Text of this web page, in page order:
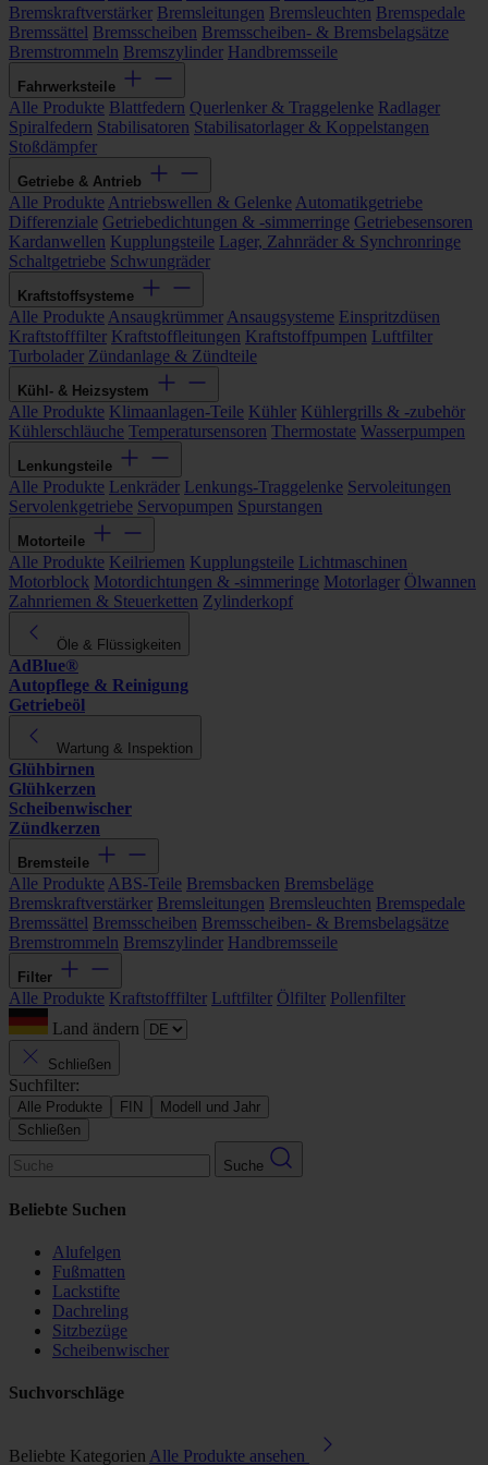
Bremskraftverstärker Bremsleitungen Bremsleuchten Bremspedale
Bremssättel Bremsscheiben Bremsscheiben- & Bremsbelagsätze
Bremstrommeln Bremszylinder Handbremsseile
Fahrwerksteile
Alle Produkte Blattfedern Querlenker & Traggelenke Radlager
Spiralfedern Stabilisatoren Stabilisatorlager & Koppelstangen
Stoßdämpfer
Getriebe & Antrieb
Alle Produkte Antriebswellen & Gelenke Automatikgetriebe
Differenziale Getriebedichtungen & -simmerringe Getriebesensoren
Kardanwellen Kupplungsteile Lager, Zahnräder & Synchronringe
Schaltgetriebe Schwungräder
Kraftstoffsysteme
Alle Produkte Ansaugkrümmer Ansaugsysteme Einspritzdüsen
Kraftstofffilter Kraftstoffleitungen Kraftstoffpumpen Luftfilter
Turbolader Zündanlage & Zündteile
Kühl- & Heizsystem
Alle Produkte Klimaanlagen-Teile Kühler Kühlergrills & -zubehör
Kühlerschläuche Temperatursensoren Thermostate Wasserpumpen
Lenkungsteile
Alle Produkte Lenkräder Lenkungs-Traggelenke Servoleitungen
Servolenkgetriebe Servopumpen Spurstangen
Motorteile
Alle Produkte Keilriemen Kupplungsteile Lichtmaschinen
Motorblock Motordichtungen & -simmeringe Motorlager Ölwannen
Zahnriemen & Steuerketten Zylinderkopf
Öle & Flüssigkeiten
AdBlue®
Autopflege & Reinigung
Getriebeöl
Wartung & Inspektion
Glühbirnen
Glühkerzen
Scheibenwischer
Zündkerzen
Bremsteile
Alle Produkte ABS-Teile Bremsbacken Bremsbeläge
Bremskraftverstärker Bremsleitungen Bremsleuchten Bremspedale
Bremssättel Bremsscheiben Bremsscheiben- & Bremsbelagsätze
Bremstrommeln Bremszylinder Handbremsseile
Filter
Alle Produkte Kraftstofffilter Luftfilter Ölfilter Pollenfilter
Land ändern
Schließen
Suchfilter:
Alle Produkte FIN
Modell und Jahr
Schließen
Suche
Beliebte Suchen
Alufelgen
Fußmatten
Lackstifte
Dachreling
Sitzbezüge
Scheibenwischer
Suchvorschläge
Beliebte Kategorien Alle Produkte ansehen